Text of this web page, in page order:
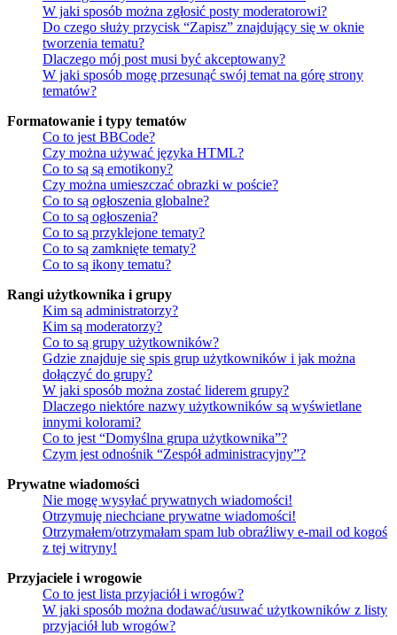
W jaki sposób można zgłosić posty moderatorowi?
Do czego służy przycisk “Zapisz” znajdujący się w oknie
tworzenia tematu?
Dlaczego mój post musi być akceptowany?
W jaki sposób mogę przesunąć swój temat na górę strony
tematów?
Formatowanie i typy tematów
Co to jest BBCode?
Czy można używać języka HTML?
Co to są są emotikony?
Czy można umieszczać obrazki w poście?
Co to są ogłoszenia globalne?
Co to są ogłoszenia?
Co to są przyklejone tematy?
Co to są zamknięte tematy?
Co to są ikony tematu?
Rangi użytkownika i grupy
Kim są administratorzy?
Kim są moderatorzy?
Co to są grupy użytkowników?
Gdzie znajduje się spis grup użytkowników i jak można
dołączyć do grupy?
W jaki sposób można zostać liderem grupy?
Dlaczego niektóre nazwy użytkowników są wyświetlane
innymi kolorami?
Co to jest “Domyślna grupa użytkownika”?
Czym jest odnośnik “Zespół administracyjny”?
Prywatne wiadomości
Nie mogę wysyłać prywatnych wiadomości!
Otrzymuję niechciane prywatne wiadomości!
Otrzymałem/otrzymałam spam lub obraźliwy e-mail od kogoś
z tej witryny!
Przyjaciele i wrogowie
Co to jest lista przyjaciół i wrogów?
W jaki sposób można dodawać/usuwać użytkowników z listy
przyjaciół lub wrogów?